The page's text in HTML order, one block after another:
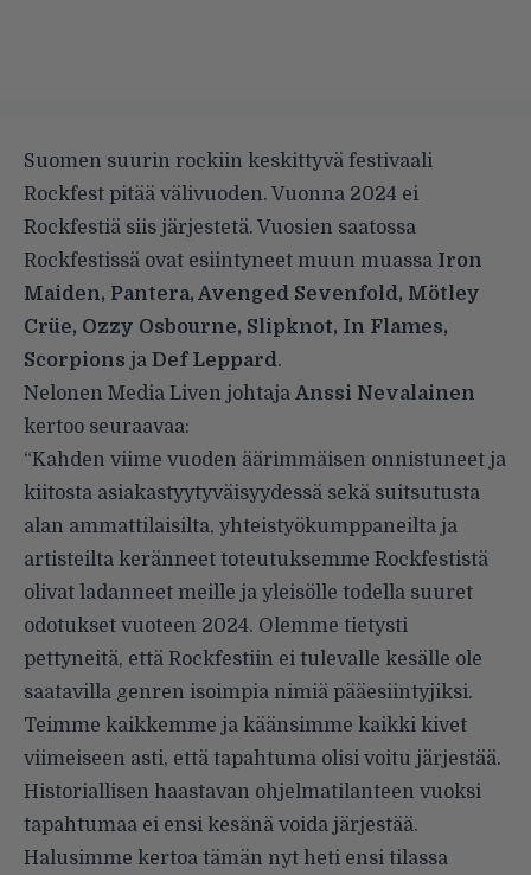
Suomen suurin rockiin keskittyvä festivaali
Rockfest pitää välivuoden. Vuonna 2024 ei
Rockfestiä siis järjestetä. Vuosien saatossa
Rockfestissä ovat esiintyneet muun muassa Iron
Maiden, Pantera, Avenged Sevenfold, Mötley
Crüe, Ozzy Osbourne, Slipknot, In Flames,
Scorpions ja Def Leppard .
Nelonen Media Liven johtaja Anssi Nevalainen
kertoo seuraavaa:
“Kahden viime vuoden äärimmäisen onnistuneet ja
kiitosta asiakastyytyväisyydessä sekä suitsutusta
alan ammattilaisilta, yhteistyökumppaneilta ja
artisteilta keränneet toteutuksemme Rockfestistä
olivat ladanneet meille ja yleisölle todella suuret
odotukset vuoteen 2024. Olemme tietysti
pettyneitä, että Rockfestiin ei tulevalle kesälle ole
saatavilla genren isoimpia nimiä pääesiintyjiksi.
Teimme kaikkemme ja käänsimme kaikki kivet
viimeiseen asti, että tapahtuma olisi voitu järjestää.
Historiallisen haastavan ohjelmatilanteen vuoksi
tapahtumaa ei ensi kesänä voida järjestää.
Halusimme kertoa tämän nyt heti ensi tilassa